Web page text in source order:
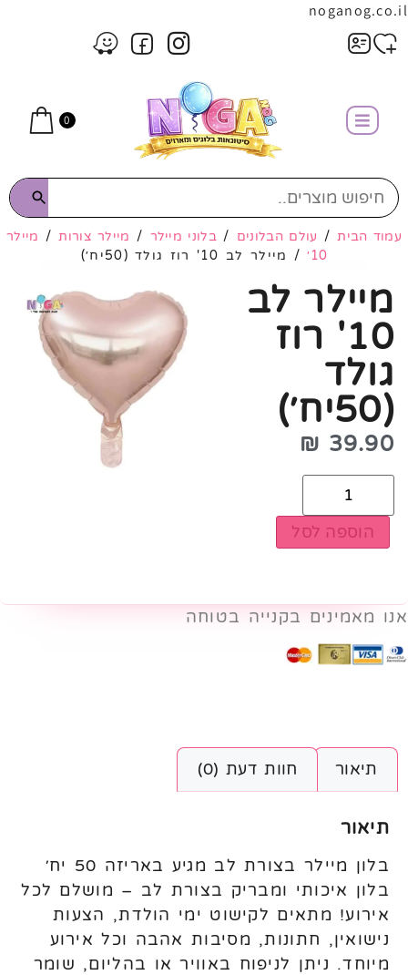
noganog.co.il
0
עמוד הבית/ עולם הבלונים /בלוני מיילר / מיילר צורות/ מיילר
10׳ / מיילר לב 10' רוז גולד (50יח׳)
מיילר לב
10' רוז
גולד
(50יח׳)
39.90
₪
הוספה לסל
אנו מאמינים בקנייה בטוחה
תיאור חוות דעת (0)
תיאור
בלון מיילר בצורת לב מגיע באריזה 50 יח׳
בלון איכותי ומבריק בצורת לב – מושלם לכל
אירוע! מתאים לקישוט ימי הולדת, הצעות
נישואין, חתונות, מסיבות אהבה וכל אירוע
מיוחד. ניתן לניפוח באוויר או בהליום, שומר